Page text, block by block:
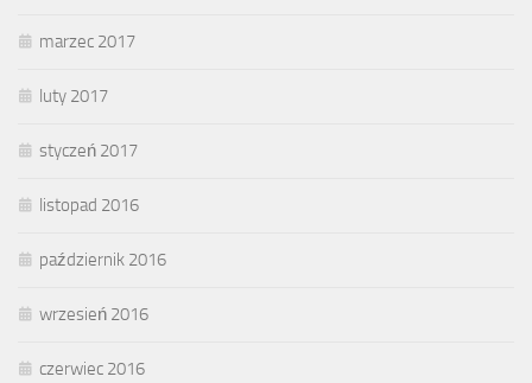
marzec 2017
luty 2017
styczeń 2017
listopad 2016
październik 2016
wrzesień 2016
czerwiec 2016